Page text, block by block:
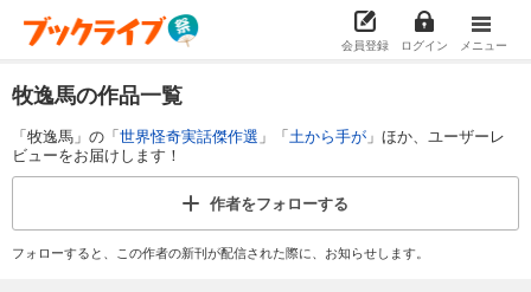
会員登録 ログイン メニュー
牧逸馬の作品一覧
「牧逸馬」の「世界怪奇実話傑作選 」「土から手が 」ほか、ユーザーレ
ビューをお届けします！
作者をフォローする
フォローすると、この作者の新刊が配信された際に、お知らせします。